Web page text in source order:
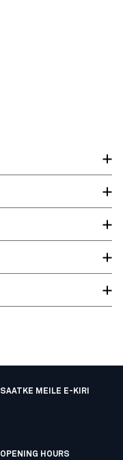
SAATKE MEILE E-KIRI
OPENING HOURS